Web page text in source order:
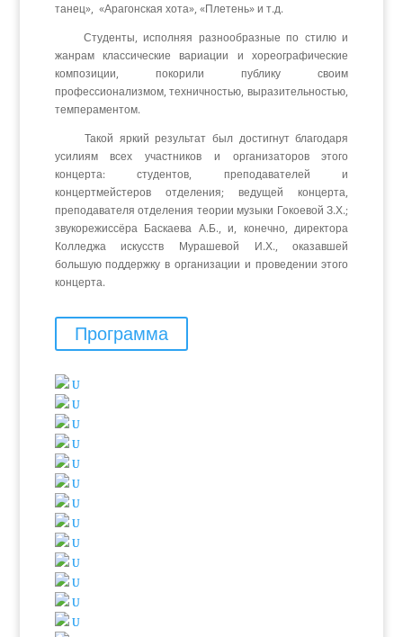
танец», «Арагонская хота», «Плетень» и т.д.
Студенты, исполняя разнообразные по стилю и
жанрам классические вариации и хореографические
композиции, покорили публику своим
профессионализмом, техничностью, выразительностью,
темпераментом.
Такой яркий результат был достигнут благодаря
усилиям всех участников и организаторов этого
концерта: студентов, преподавателей и
концертмейстеров отделения; ведущей концерта,
преподавателя отделения теории музыки Гокоевой З.Х.;
звукорежиссёра Баскаева А.Б., и, конечно, директора
Колледжа искусств Мурашевой И.Х., оказавшей
большую поддержку в организации и проведении этого
концерта.
Программа